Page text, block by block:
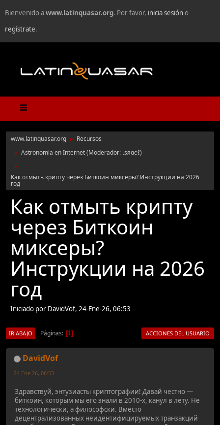
Bienvenido awww.latinquasar.org. Por favor, inicia sesióno
regístrate.
www.latinquasar.org ► Recursos
► Astronomía en Internet(Moderador: ιѕяαєℓ)
►
Как отмыть крипту через Биткоин миксеры? Инструкции на 2026
год
Как отмыть крипту
через Биткоин
миксеры?
Инструкции на 2026
год
Iniciado por DavidVof, 24-Ene-26, 06:53
IR ABAJO Páginas 1 ACCIONES DEL USUARIO
DavidVof
24-Ene-26, 06:53
Здравствуй, энтузиасты криптографии! Давай честно —
биткоин, которым мы его знали в 2010-х, канул в лету. Не
технологически, а философски. Вместо
децентрализованных неидентифицируемых транзакций